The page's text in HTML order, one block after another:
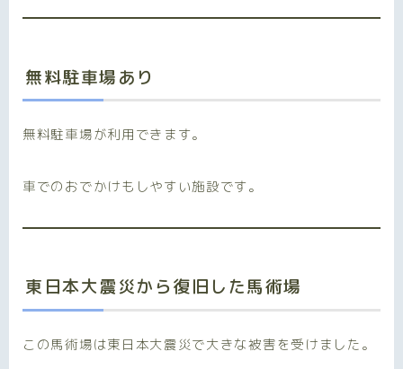
無料駐車場あり
無料駐車場が利用できます。
車でのおでかけもしやすい施設です。
東日本大震災から復旧した馬術場
この馬術場は東日本大震災で大きな被害を受けました。